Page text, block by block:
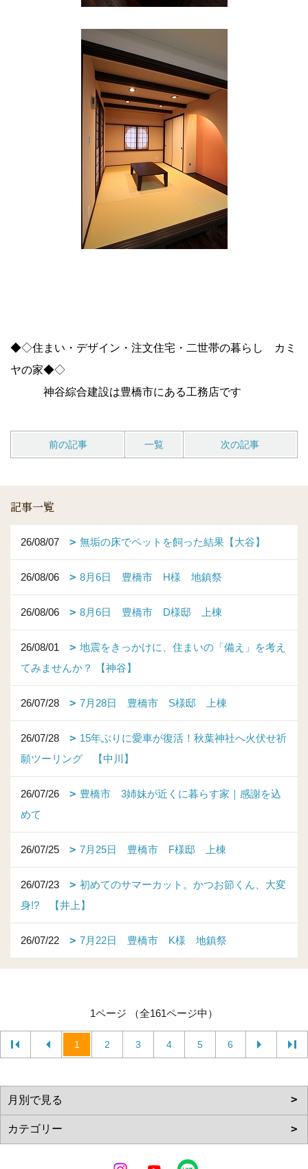
◆◇住まい・デザイン・注文住宅・二世帯の暮らし カミ
ヤの家◆◇
神谷綜合建設は豊橋市にある工務店です
前の記事 一覧 次の記事
記事一覧
26/08/07 無垢の床でペットを飼った結果【大谷】
26/08/06 8月6日 豊橋市 H様 地鎮祭
26/08/06 8月6日 豊橋市 D様邸 上棟
26/08/01
地震をきっかけに、住まいの「備え」を考え
てみませんか？ 【神谷】
26/07/28 7月28日 豊橋市 S様邸 上棟
26/07/28
15年ぶりに愛車が復活！秋葉神社へ火伏せ祈
願ツーリング 【中川】
26/07/26
豊橋市 3姉妹が近くに暮らす家｜感謝を込
めて
26/07/25 7月25日 豊橋市 F様邸 上棟
26/07/23
初めてのサマーカット。かつお節くん、大変
身!? 【井上】
26/07/22 7月22日 豊橋市 K様 地鎮祭
1ページ （全161ページ中）
1 2 3 4 5 6